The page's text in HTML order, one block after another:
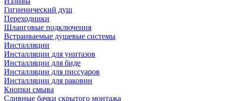
Гигиенический душ
Переходники
Шланговые подключения
Встраиваемые душевые системы
Инсталляции
Инсталляции для унитазов
Инсталляции для биде
Инсталляции для писсуаров
Инсталляции для раковин
Кнопки смыва
Сливные бачки скрытого монтажа